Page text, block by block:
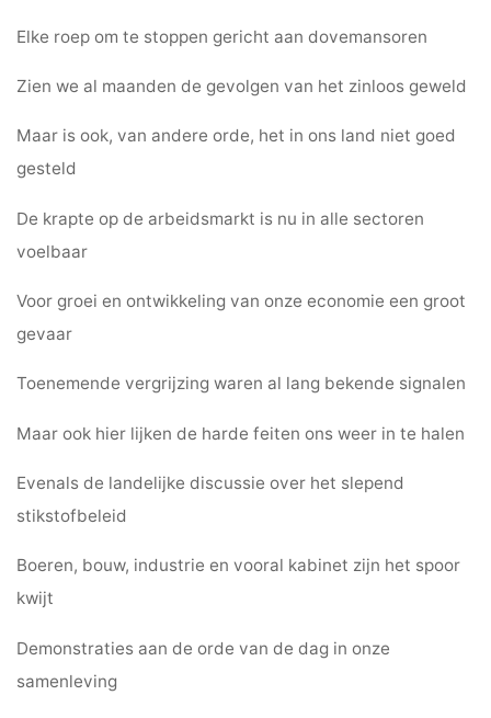
Elke roep om te stoppen gericht aan dovemansoren
Zien we al maanden de gevolgen van het zinloos geweld
Maar is ook, van andere orde, het in ons land niet goed
gesteld
De krapte op de arbeidsmarkt is nu in alle sectoren
voelbaar
Voor groei en ontwikkeling van onze economie een groot
gevaar
Toenemende vergrijzing waren al lang bekende signalen
Maar ook hier lijken de harde feiten ons weer in te halen
Evenals de landelijke discussie over het slepend
stikstofbeleid
Boeren, bouw, industrie en vooral kabinet zijn het spoor
kwijt
Demonstraties aan de orde van de dag in onze
samenleving